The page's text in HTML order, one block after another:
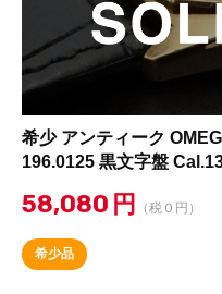
希少 アンティーク
196.0125 黒文字盤
58,080 円 （税０円）
希少品